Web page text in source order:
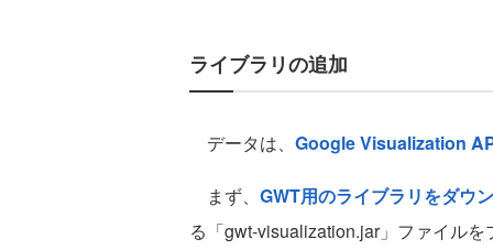
ライブラリの追加
データは、 Google Visualization
まず、 GWT用のライブラリをダウ
る「gwt-visualization.jar」ファイル